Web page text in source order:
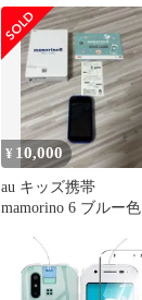
取扱説明書付き
¥ 10,000
au キッズ携帯
mamorino 6 ブルー色